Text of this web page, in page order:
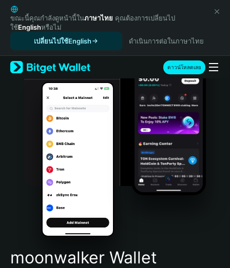
English
日本語
Tiếng Việt
Español (Latinoamérica)
Türkçe
Italiano
Português (Portugal)
Bahasa Indonesia
Português (Brasil)
Español (Argentina)
ขณะนี้คุณกำลังดูหน้านี้ในภาษาไทย คุณต้องการเปลี่ยนไป
ใช้Englishหรือไม่
เปลี่ยนไปใช้English
ดำเนินการต่อในภาษาไทย
ดาวน์โหลดเลย
moonwalker Wallet